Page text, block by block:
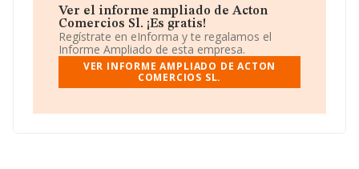
4711 - 'Comercio al por menor en establecimientos no
especializados, con predominio en productos
alimenticios, bebidas y tabaco'. La compañía no tiene
actividad en mercados exteriores.
La compañía Acton Comercios S.L , con número de
identificación fiscal B56876378, tiene domicilio fiscal en
Seseña, provincia de Toledo, Castilla-la Mancha.
Ver el informe ampliado de Acton
Comercios Sl. ¡Es gratis!
Regístrate en eInforma y te regalamos el
Informe Ampliado de esta empresa.
VER INFORME AMPLIADO DE ACTON
COMERCIOS SL.